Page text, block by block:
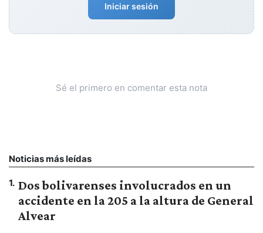
Iniciar sesión
Sé el primero en comentar esta nota
Noticias más leídas
1. Dos bolivarenses involucrados en un
accidente en la 205 a la altura de General
Alvear